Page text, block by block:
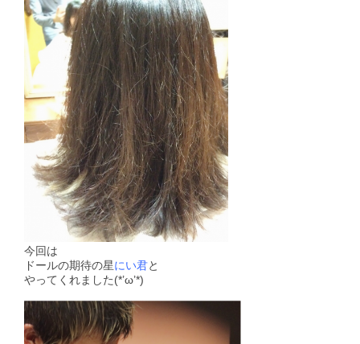
今回は
ドールの期待の星にい君と
やってくれました(*’ω’*)